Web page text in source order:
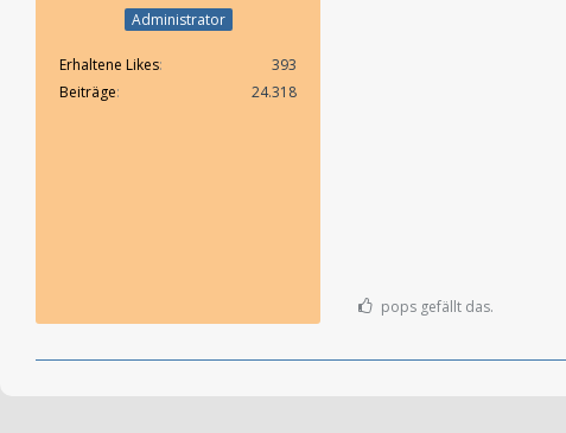
Administrator
Erhaltene Likes
393
Beiträge
24.318
pops gefällt das.